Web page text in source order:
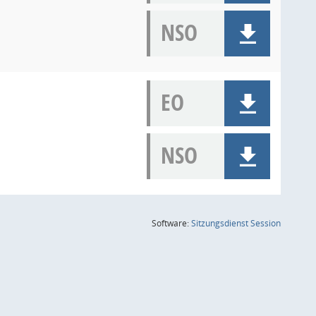
NSO
EO
NSO
Software:SitzungsdienstSession(Wird in